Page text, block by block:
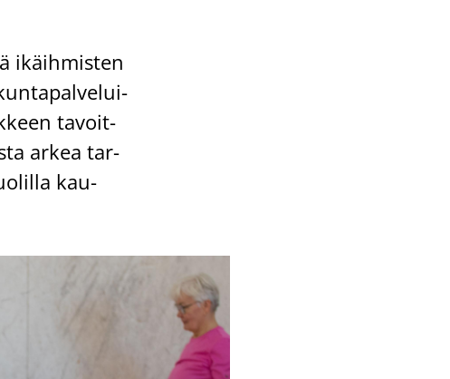
ikäih­mis­ten
ta­voit­
arkea tar­
kau­